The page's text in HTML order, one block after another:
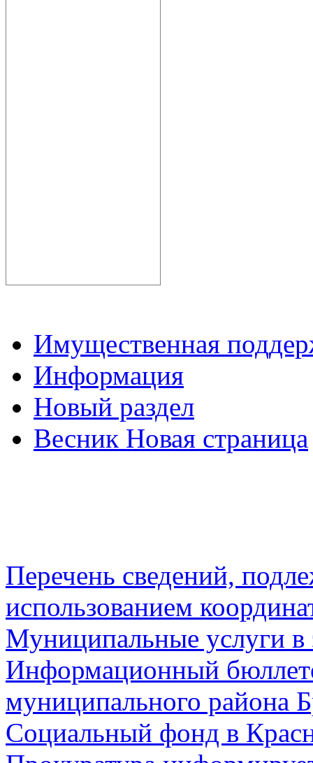
Имущественная
Информация
Новый раздел
Весник Новая страница
Перечень сведений,
использованием
Муниципальные услуги в
Информационный
муниципального района
Социальный фонд в